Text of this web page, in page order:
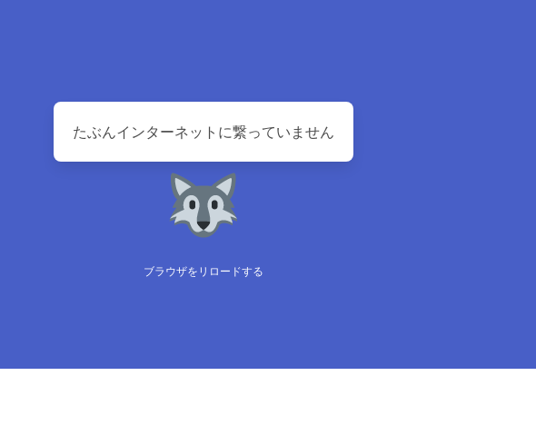
たぶんインターネットに繋っていません
ブラウザをリロードする